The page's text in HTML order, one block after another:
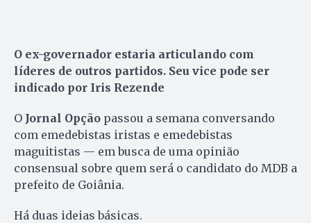
O ex-governador estaria articulando com
líderes de outros partidos. Seu vice pode ser
indicado por Iris Rezende
O Jornal Opção passou a semana conversando
com emedebistas iristas e emedebistas
maguitistas — em busca de uma opinião
consensual sobre quem será o candidato do MDB a
prefeito de Goiânia.
Há duas ideias básicas.